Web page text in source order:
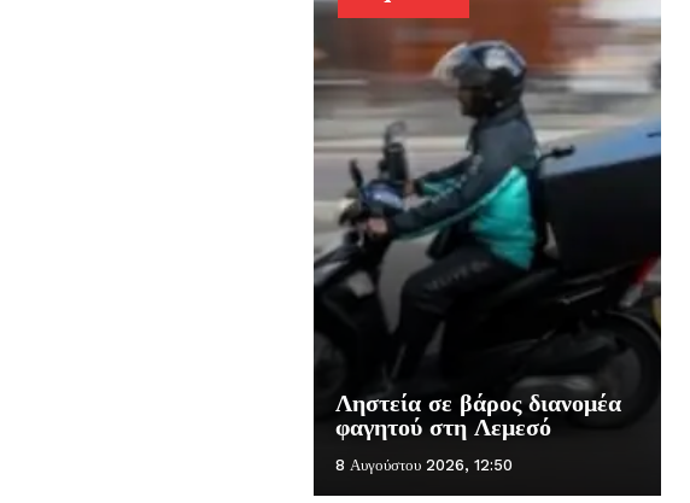
Ληστεία σε βάρος διανομέα
φαγητού στη Λεμεσό
8 Αυγούστου 2026, 12:50